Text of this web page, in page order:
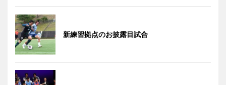
新練習拠点のお披露目試合